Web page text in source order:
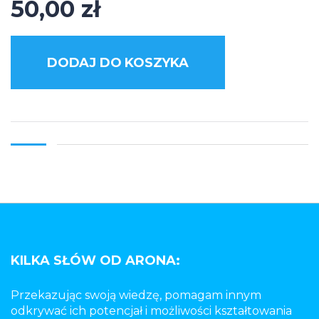
50,00 zł
DODAJ DO KOSZYKA
KILKA SŁÓW OD ARONA:
Przekazując swoją wiedzę, pomagam innym
odkrywać ich potencjał i możliwości kształtowania